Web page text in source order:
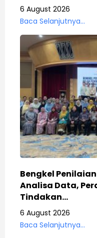
6 August 2026
Baca Selanjutnya...
Bengkel
Analisa Data,
Tindakan…
6 August 2026
Baca Selanjutnya...